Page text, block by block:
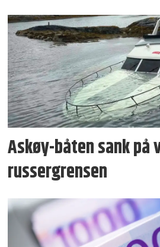
Askøy-båten sank på
russergrensen